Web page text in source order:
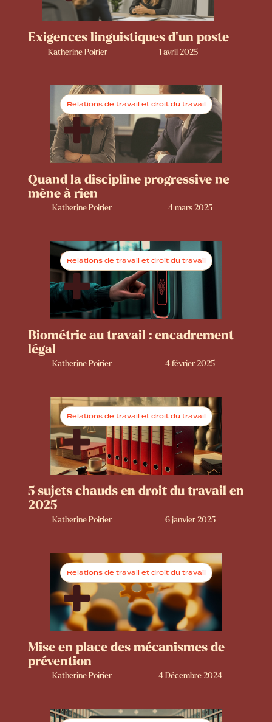
Exigences linguistiques d’un poste
Katherine Poirier 1 avril 2025
Relations de travail et droit du travail
Quand la discipline progressive ne
mène à rien
Katherine Poirier 4 mars 2025
Relations de travail et droit du travail
Biométrie au travail : encadrement
légal
Katherine Poirier 4 février 2025
Relations de travail et droit du travail
5 sujets chauds en droit du travail en
2025
Katherine Poirier 6 janvier 2025
Relations de travail et droit du travail
Mise en place des mécanismes de
prévention
Katherine Poirier 4 Décembre 2024